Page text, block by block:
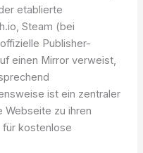
etablierte
Steam (bei
Publisher-
einen Mirror verweist,
ist ein zentraler
Webseite zu ihren
kostenlose